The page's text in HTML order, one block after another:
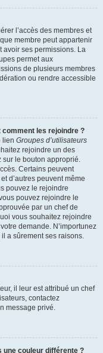
l’accès des membres et
membre peut appartenir
avoir ses permissions. La
permet aux
de plusieurs membres
ou rendre accessible
comment les rejoindre ?
lien Groupes d’utilisateurs
rejoindre un des
sur le bouton approprié.
Certains peuvent
d’autres peuvent même
pouvez le rejoindre
pouvez rejoindre le
par un chef de
vous souhaitez rejoindre
demande. N’importunez
a sûrement ses raisons.
il leur est attribué un chef
contactez
message privé.
une couleur différente ?